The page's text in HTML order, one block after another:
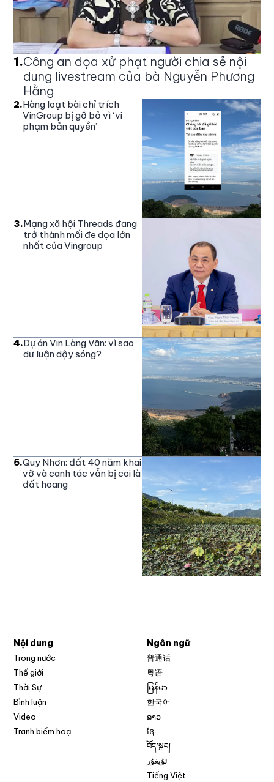
1.Công an dọa xử phạt người chia sẻ nội
dung livestream của bà Nguyễn Phương
Hằng
2.Hàng loạt bài chỉ trích
VinGroup bị gỡ bỏ vì ‘vi
phạm bản quyền’
3.Mạng xã hội Threads đang
trở thành mối đe dọa lớn
nhất của Vingroup
4.Dự án Vin Làng Vân: vì sao
dư luận dậy sóng?
5.Quy Nhơn: đất 40 năm khai
vỡ và canh tác vẫn bị coi là
đất hoang
Nội dung
Trong nước
Thế giới
Thời Sự
Bình luận
Video
Tranh biếm hoạ
Ngôn ngữ
普通话
粤语
မြန်မာ
한국어
ລາວ
ខ្មែ
བོད་སྐད།
ئۇيغۇر
Tiếng Việt